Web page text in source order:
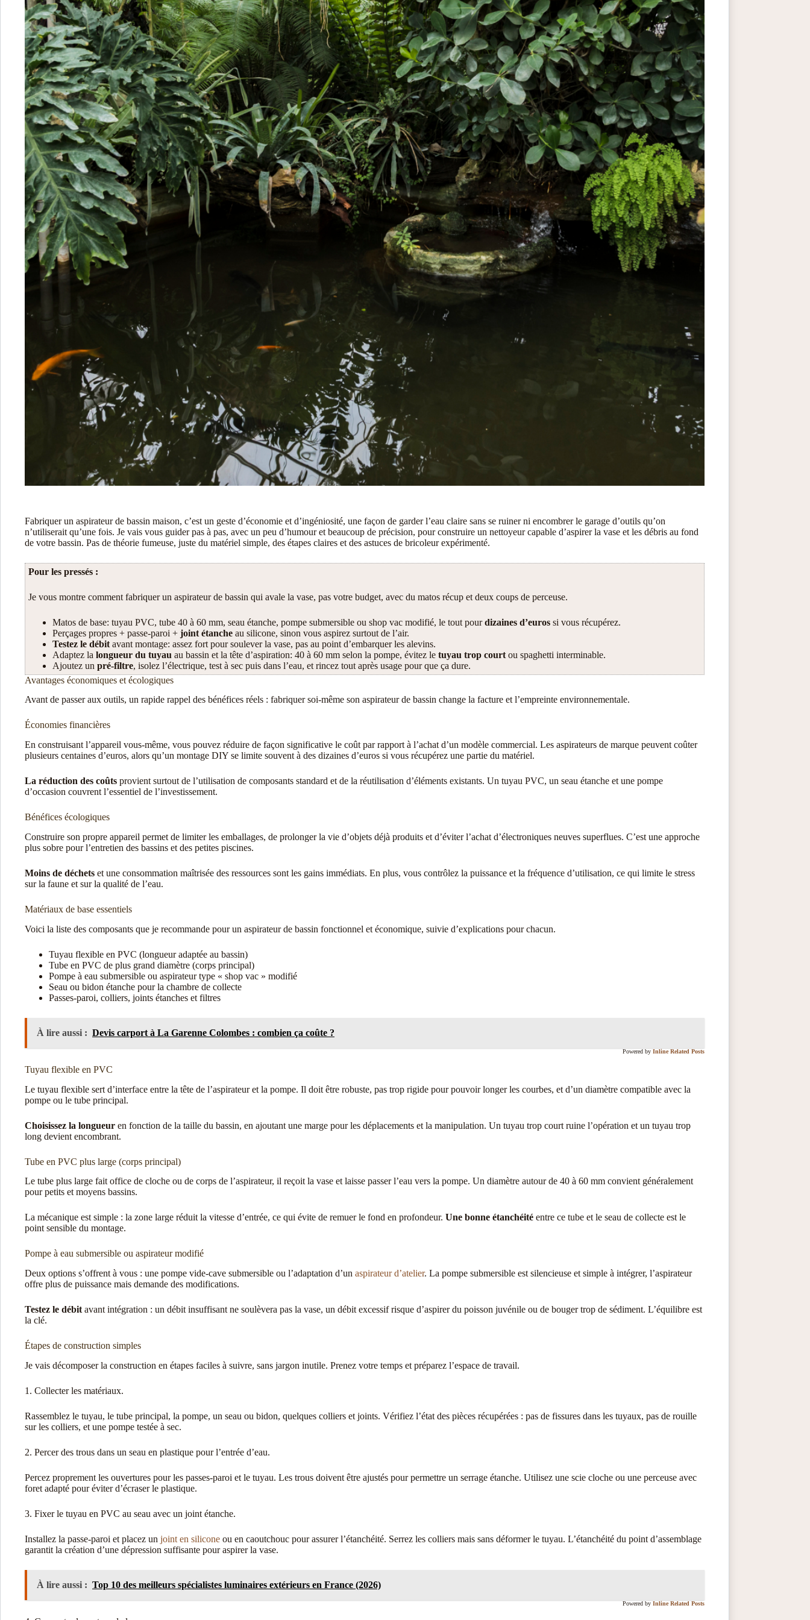
Fabriquer un aspirateur de bassin maison, c’est un geste d’économie et d’ingéniosité, une façon de garder l’eau claire sans se ruiner ni encombrer le garage d’outils qu’on
n’utiliserait qu’une fois. Je vais vous guider pas à pas, avec un peu d’humour et beaucoup de précision, pour construire un nettoyeur capable d’aspirer la vase et les débris au fond
de votre bassin. Pas de théorie fumeuse, juste du matériel simple, des étapes claires et des astuces de bricoleur expérimenté.
Pour les pressés :
Je vous montre comment fabriquer un aspirateur de bassin qui avale la vase, pas votre budget, avec du matos récup et deux coups de perceuse.
Matos de base: tuyau PVC, tube 40 à 60 mm, seau étanche, pompe submersible ou shop vac modifié, le tout pourdizaines d’euros si vous récupérez.
Perçages propres + passe-paroi + joint étanche au silicone, sinon vous aspirez surtout de l’air.
Testez le débit avant montage: assez fort pour soulever la vase, pas au point d’embarquer les alevins.
Adaptez la longueur du tuyau au bassin et la tête d’aspiration: 40 à 60 mm selon la pompe, évitez le tuyau trop court ou spaghetti interminable.
Ajoutez un pré-filtre, isolez l’électrique, test à sec puis dans l’eau, et rincez tout après usage pour que ça dure.
Avantages économiques et écologiques
Avant de passer aux outils, un rapide rappel des bénéfices réels : fabriquer soi-même son aspirateur de bassin change la facture et l’empreinte environnementale.
Économies financières
En construisant l’appareil vous-même, vous pouvez réduire de façon significative le coût par rapport à l’achat d’un modèle commercial. Les aspirateurs de marque peuvent coûter
plusieurs centaines d’euros, alors qu’un montage DIY se limite souvent à des dizaines d’euros si vous récupérez une partie du matériel.
La réduction des coûts provient surtout de l’utilisation de composants standard et de la réutilisation d’éléments existants. Un tuyau PVC, un seau étanche et une pompe
d’occasion couvrent l’essentiel de l’investissement.
Bénéfices écologiques
Construire son propre appareil permet de limiter les emballages, de prolonger la vie d’objets déjà produits et d’éviter l’achat d’électroniques neuves superflues. C’est une approche
plus sobre pour l’entretien des bassins et des petites piscines.
Moins de déchets et une consommation maîtrisée des ressources sont les gains immédiats. En plus, vous contrôlez la puissance et la fréquence d’utilisation, ce qui limite le stress
sur la faune et sur la qualité de l’eau.
Matériaux de base essentiels
Voici la liste des composants que je recommande pour un aspirateur de bassin fonctionnel et économique, suivie d’explications pour chacun.
Tuyau flexible en PVC (longueur adaptée au bassin)
Tube en PVC de plus grand diamètre (corps principal)
Pompe à eau submersible ou aspirateur type « shop vac » modifié
Seau ou bidon étanche pour la chambre de collecte
Passes-paroi, colliers, joints étanches et filtres
À lire aussi : Devis carport à La Garenne Colombes : combien ça coûte ?
Powered by Inline Related Posts
Tuyau flexible en PVC
Le tuyau flexible sert d’interface entre la tête de l’aspirateur et la pompe. Il doit être robuste, pas trop rigide pour pouvoir longer les courbes, et d’un diamètre compatible avec la
pompe ou le tube principal.
Choisissez la longueur en fonction de la taille du bassin, en ajoutant une marge pour les déplacements et la manipulation. Un tuyau trop court ruine l’opération et un tuyau trop
long devient encombrant.
Tube en PVC plus large (corps principal)
Le tube plus large fait office de cloche ou de corps de l’aspirateur, il reçoit la vase et laisse passer l’eau vers la pompe. Un diamètre autour de 40 à 60 mm convient généralement
pour petits et moyens bassins.
La mécanique est simple : la zone large réduit la vitesse d’entrée, ce qui évite de remuer le fond en profondeur. Une bonne étanchéité entre ce tube et le seau de collecte est le
point sensible du montage.
Pompe à eau submersible ou aspirateur modifié
Deux options s’offrent à vous : une pompe vide-cave submersible ou l’adaptation d’un aspirateur d’atelier. La pompe submersible est silencieuse et simple à intégrer, l’aspirateur
offre plus de puissance mais demande des modifications.
Testez le débit avant intégration : un débit insuffisant ne soulèvera pas la vase, un débit excessif risque d’aspirer du poisson juvénile ou de bouger trop de sédiment. L’équilibre est
la clé.
Étapes de construction simples
Je vais décomposer la construction en étapes faciles à suivre, sans jargon inutile. Prenez votre temps et préparez l’espace de travail.
1. Collecter les matériaux.
Rassemblez le tuyau, le tube principal, la pompe, un seau ou bidon, quelques colliers et joints. Vérifiez l’état des pièces récupérées : pas de fissures dans les tuyaux, pas de rouille
sur les colliers, et une pompe testée à sec.
2. Percer des trous dans un seau en plastique pour l’entrée d’eau.
Percez proprement les ouvertures pour les passes-paroi et le tuyau. Les trous doivent être ajustés pour permettre un serrage étanche. Utilisez une scie cloche ou une perceuse avec
foret adapté pour éviter d’écraser le plastique.
3. Fixer le tuyau en PVC au seau avec un joint étanche.
Installez la passe-paroi et placez un joint en silicone ou en caoutchouc pour assurer l’étanchéité. Serrez les colliers mais sans déformer le tuyau. L’étanchéité du point d’assemblage
garantit la création d’une dépression suffisante pour aspirer la vase.
À lire aussi : Top 10 des meilleurs spécialistes luminaires extérieurs en France (2026)
Powered by Inline Related Posts